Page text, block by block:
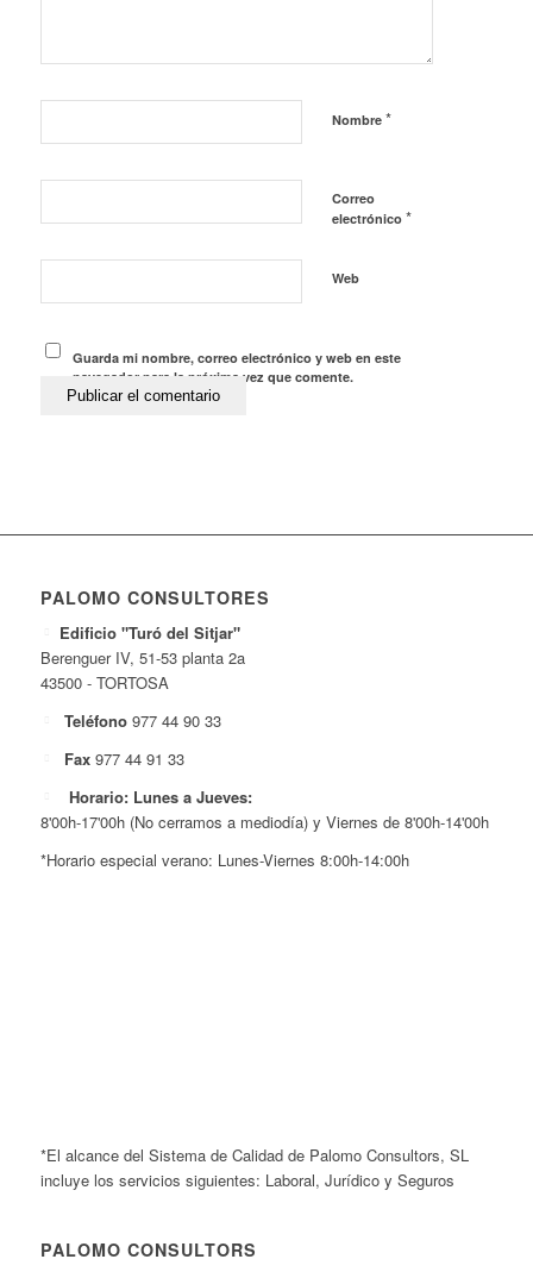
Nombre *
Correo
electrónico *
Web
Guarda mi nombre, correo electrónico y web en este
navegador para la próxima vez que comente.
PALOMO CONSULTORES
Edificio "Turó del Sitjar"
Berenguer IV, 51-53 planta 2a
43500 - TORTOSA
Teléfono 977 44 90 33
Fax 977 44 91 33
Horario: Lunes a Jueves:
8'00h-17'00h (No cerramos a mediodía) y Viernes de 8'00h-14'00h
*Horario especial verano: Lunes-Viernes 8:00h-14:00h
*El alcance del Sistema de Calidad de Palomo Consultors, SL
incluye los servicios siguientes: Laboral, Jurídico y Seguros
PALOMO CONSULTORS